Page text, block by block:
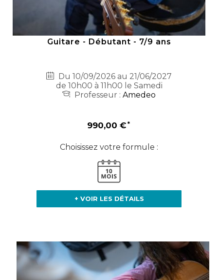
Guitare - Débutant - 7/9 ans
Du 10/09/2026 au 21/06/2027
de 10h00 à 11h00 le Samedi
Professeur : Amedeo
990,00 €
Choisissez votre formule :
+ VOIR LES DÉTAILS